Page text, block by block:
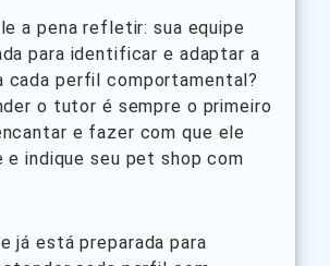
a pena refletir: sua equipe
para identificar e adaptar a
cada perfil comportamental?
o tutor é sempre o primeiro
e fazer com que ele
indique seu pet shop com
já está preparada para